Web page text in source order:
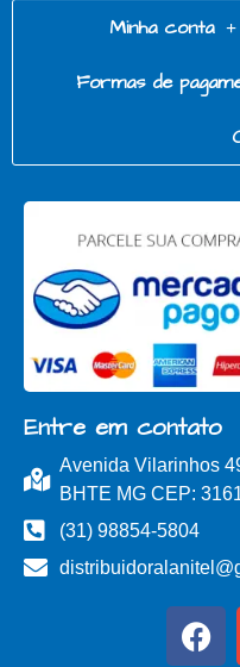
Minha conta
Formas de
Entre em contato
Avenida Vilarinhos
BHTE MG CEP:
(31) 98854-5804